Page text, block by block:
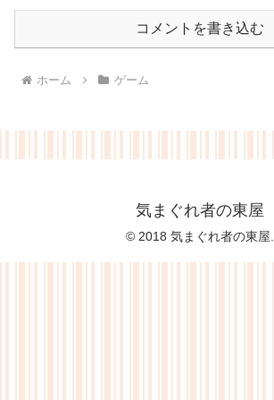
コメントを書き込む
ホーム ゲーム
気まぐれ者の東屋
© 2018 気まぐれ者の東屋.